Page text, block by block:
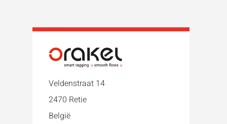
Veldenstraat 14
2470 Retie
België